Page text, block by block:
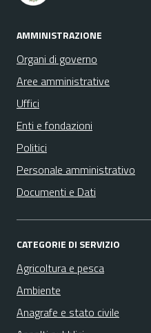
AMMINISTRAZIONE
Organi di governo
Aree amministrative
Uffici
Enti e fondazioni
Politici
Personale amministrativo
Documenti e Dati
CATEGORIE DI SERVIZIO
Agricoltura e pesca
Ambiente
Anagrafe e stato civile